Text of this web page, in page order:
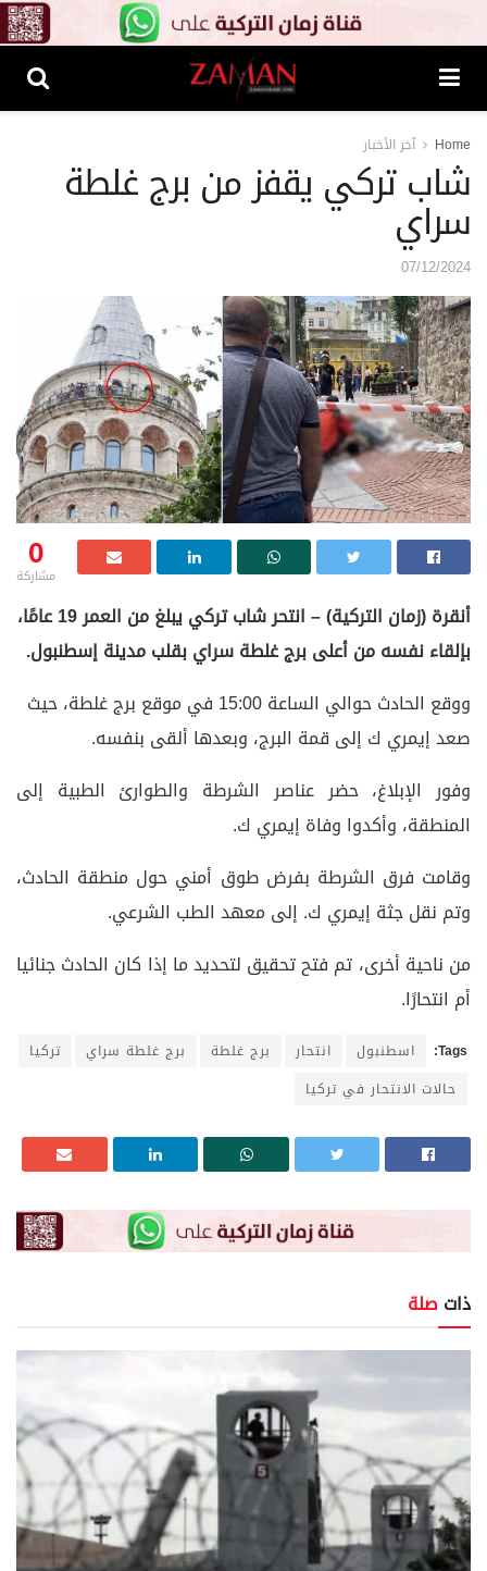
Home آخر الأخبار
شاب تركي يقفز من برج غلطة
سراي
07/12/2024
0
مشاركة
أنقرة (زمان التركية) – انتحر شاب تركي يبلغ من العمر 19 عامًا،
بإلقاء نفسه من أعلى برج غلطة سراي بقلب مدينة إسطنبول.
ووقع الحادث حوالي الساعة 15:00 في موقع برج غلطة، حيث
صعد إيمري ك إلى قمة البرج، وبعدها ألقى بنفسه.
وفور الإبلاغ، حضر عناصر الشرطة والطوارئ الطبية إلى
المنطقة، وأكدوا وفاة إيمري ك.
وقامت فرق الشرطة بفرض طوق أمني حول منطقة الحادث،
وتم نقل جثة إيمري ك. إلى معهد الطب الشرعي.
من ناحية أخرى، تم فتح تحقيق لتحديد ما إذا كان الحادث جنائيا
أم انتحارًا.
Tags: اسطنبول انتحار برج غلطة برج غلطة سراي
تركيا
حالات الانتحار في تركيا
ذات صلة